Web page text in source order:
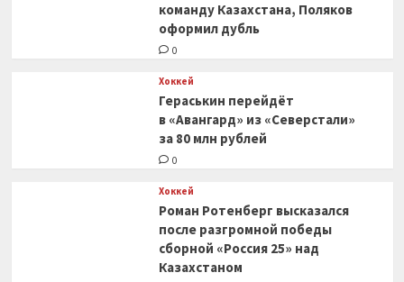
команду Казахстана, Поляков
оформил дубль
0
Хоккей
Гераськин перейдёт
в «Авангард» из «Северстали»
за 80 млн рублей
0
Хоккей
Роман Ротенберг высказался
после разгромной победы
сборной «Россия 25» над
Казахстаном